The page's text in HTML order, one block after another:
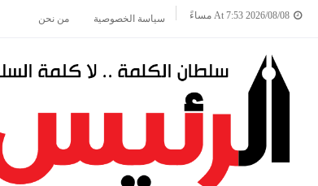
2026/08/08 At 7:53 مساءً سياسة الخصوصية من نحن